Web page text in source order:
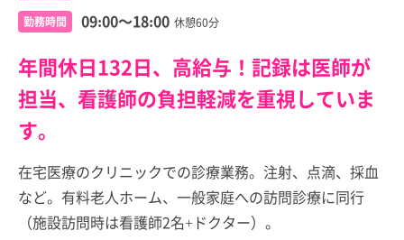
勤務時間 09:00～18:00 休憩60分
年間休日132日、高給与！記録は医師が
担当、看護師の負担軽減を重視していま
す。
在宅医療のクリニックでの診療業務。注射、点滴、採血
など。有料老人ホーム、一般家庭への訪問診療に同行
（施設訪問時は看護師2名+ドクター）。